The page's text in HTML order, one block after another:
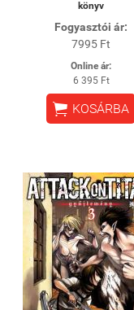
könyv
Fogyasztói ár:
7995 Ft
Online ár:
6 395 Ft
 KOSÁRBA